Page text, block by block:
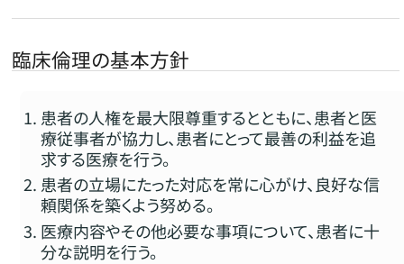
臨床倫理の基本方針
患者の人権を最大限尊重するとともに、患者と医
療従事者が協力し、患者にとって最善の利益を追
求する医療を行う。
患者の立場にたった対応を常に心がけ、良好な信
頼関係を築くよう努める。
医療内容やその他必要な事項について、患者に十
分な説明を行う。